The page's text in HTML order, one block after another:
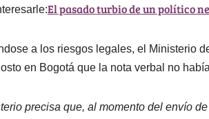
El pasado turbio de un político
a los riesgos legales, el Ministerio
en Bogotá que la nota verbal no
precisa que, al momento del envío